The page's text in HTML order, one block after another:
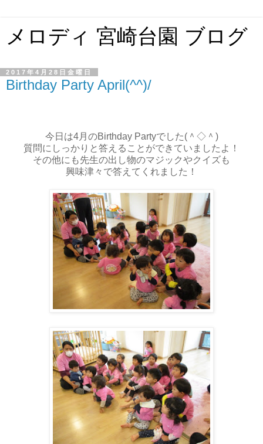
メロディ 宮崎台園 ブログ
2017年4月28日金曜日
Birthday Party April(^^)/
今日は4月のBirthday Partyでした(＾◇＾)
質問にしっかりと答えることができていましたよ！
その他にも先生の出し物のマジックやクイズも
興味津々で答えてくれました！